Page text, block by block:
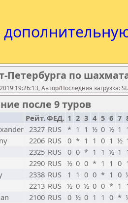
Петербурга по
19:26:13, Автор/Последняя загрузка:
после 9 туров
Рейт.ФЕД. 1 2 3 4 5 6 7
2327 RUS * 1 1 ½ 0 ½ 1
2206 RUS 0 * 1 1 0 1 ½
2325 RUS 0 0 * 1 1 ½ 1
2290 RUS ½ 0 0 * 1 1 0
2338 RUS 1 1 0 0 * 1 0
2213 RUS ½ 0 ½ 0 0 * 1
2100 RUS 0 ½ 0 1 1 0 *